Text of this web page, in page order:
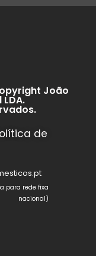
João
de
para rede fixa
nacional)